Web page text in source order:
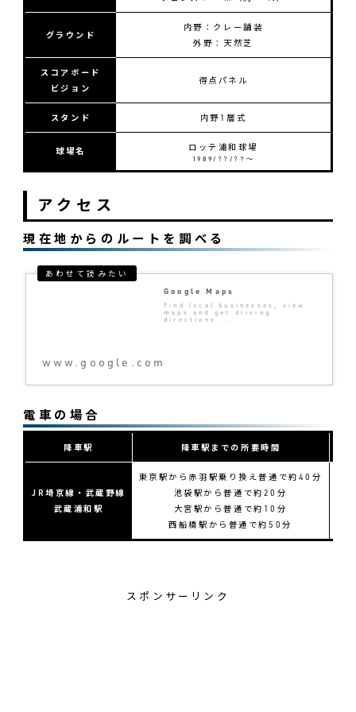
グラウンド
内野：クレー舗装
外野：天然芝
スコアボード
ビジョン
得点パネル
スタンド 内野1層式
球場名 ロッテ浦和球場
1989/??/??〜
アクセス
現在地からのルートを調べる
Google Maps
Find local businesses, view
maps and get driving
directions ...
www.google.com
電車の場合
降車駅 降車駅までの所要時間
JR埼京線・武蔵野線
武蔵浦和駅
東京駅から赤羽駅乗り換え普通で約40分
池袋駅から普通で約20分
大宮駅から普通で約10分
西船橋駅から普通で約50分
スポンサーリンク